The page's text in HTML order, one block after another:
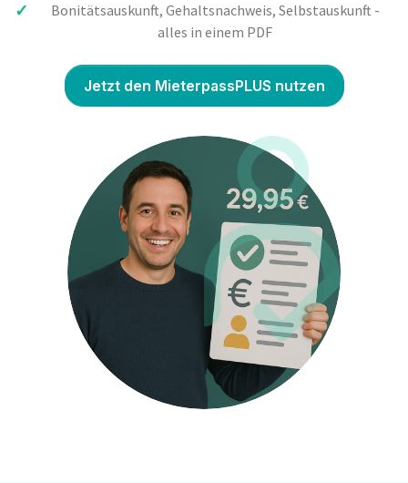
Bonitätsauskunft, Gehaltsnachweis, Selbstauskunft -
alles in einem PDF
Jetzt den MieterpassPLUS nutzen